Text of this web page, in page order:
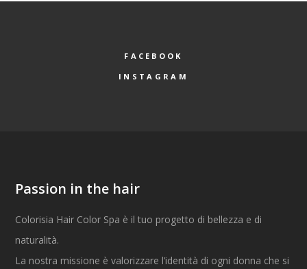
FACEBOOK
INSTAGRAM
Passion in the hair
Colorisia Hair Color Spa è il tuo progetto di bellezza e di
naturalità.
La nostra missione è valorizzare l’identità di ogni donna che si